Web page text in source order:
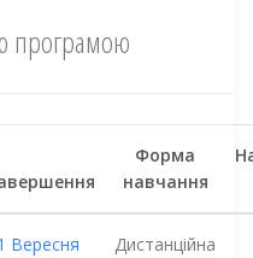
програмою
Форма
навчання
Вересня
Дистанційна